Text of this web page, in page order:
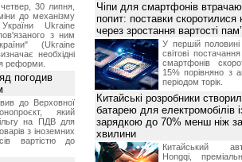
30 липня,
до механізму
Ukraine
з ним
(Ukraine
необхідні
реформи.
погодив
до Верховної
який
на ПДВ для
з іноземних
вартістю до
Чіпи для смартфонів
попит: поставки скоротилися
через зростання вартості
У першій
світові
смартфонів
15% порівняно з
періодом торік.
Китайські розробники
батарею для електромобілів
зарядкою до 70% менш ніж
хвилини
Китайський
Hongqi,